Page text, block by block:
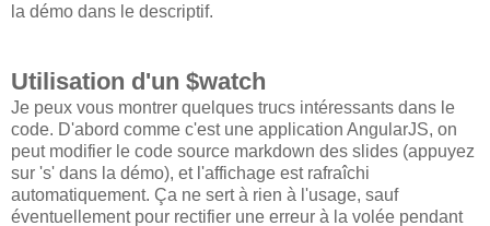
la démo dans le descriptif.
Utilisation d'un $watch
Je peux vous montrer quelques trucs intéressants dans le
code. D'abord comme c'est une application AngularJS, on
peut modifier le code source markdown des slides (appuyez
sur 's' dans la démo), et l'affichage est rafraîchi
automatiquement. Ça ne sert à rien à l'usage, sauf
éventuellement pour rectifier une erreur à la volée pendant